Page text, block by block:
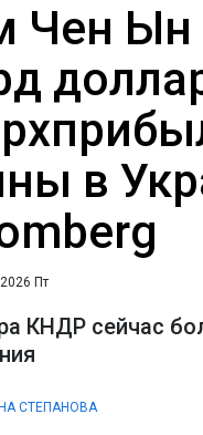
Чен Ын
в
Пт
КНДР сейчас
СТЕПАНОВА